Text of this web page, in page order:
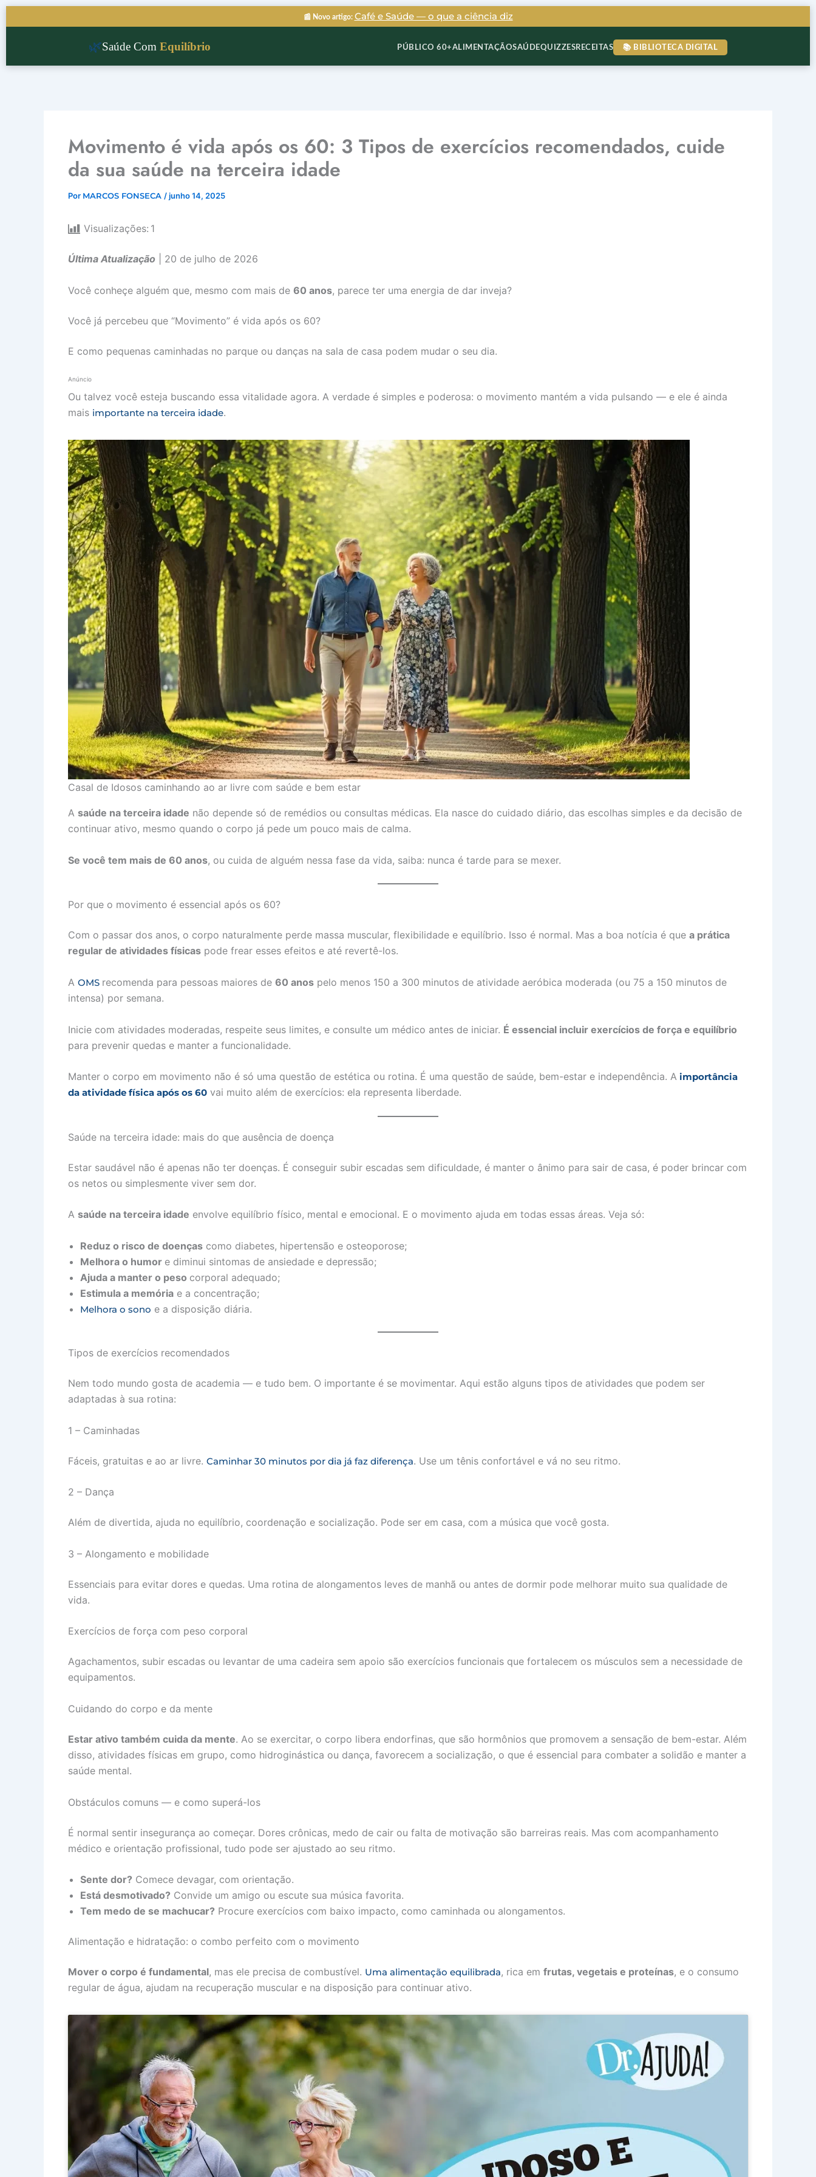
📰 Novo artigo: Café e Saúde — o que a ciência diz
🌿Saúde Com Equilíbrio PÚBLICO 60+ALIMENTAÇÃOSAÚDEQUIZZESRECEITAS 📚 BIBLIOTECA DIGITAL
Movimento é vida após os 60: 3 Tipos de exercícios recomendados, cuide
da sua saúde na terceira idade
Por MARCOS FONSECA /junho 14, 2025
Visualizações: 1
Última Atualização | 20 de julho de 2026
Você conheçe alguém que, mesmo com mais de 60 anos, parece ter uma energia de dar inveja?
Você já percebeu que “Movimento” é vida após os 60?
E como pequenas caminhadas no parque ou danças na sala de casa podem mudar o seu dia.
Anúncio
Ou talvez você esteja buscando essa vitalidade agora. A verdade é simples e poderosa: o movimento mantém a vida pulsando — e ele é ainda
mais importante na terceira idade.
Casal de Idosos caminhando ao ar livre com saúde e bem estar
A saúde na terceira idade não depende só de remédios ou consultas médicas. Ela nasce do cuidado diário, das escolhas simples e da decisão de
continuar ativo, mesmo quando o corpo já pede um pouco mais de calma.
Se você tem mais de 60 anos, ou cuida de alguém nessa fase da vida, saiba: nunca é tarde para se mexer.
Por que o movimento é essencial após os 60?
Com o passar dos anos, o corpo naturalmente perde massa muscular, flexibilidade e equilíbrio. Isso é normal. Mas a boa notícia é que a prática
regular de atividades físicas pode frear esses efeitos e até revertê-los.
A OMS recomenda para pessoas maiores de 60 anos pelo menos 150 a 300 minutos de atividade aeróbica moderada (ou 75 a 150 minutos de
intensa) por semana.
Inicie com atividades moderadas, respeite seus limites, e consulte um médico antes de iniciar. É essencial incluir exercícios de força e equilíbrio
para prevenir quedas e manter a funcionalidade.
Manter o corpo em movimento não é só uma questão de estética ou rotina. É uma questão de saúde, bem-estar e independência. A importância
da atividade física após os 60 vai muito além de exercícios: ela representa liberdade.
Saúde na terceira idade: mais do que ausência de doença
Estar saudável não é apenas não ter doenças. É conseguir subir escadas sem dificuldade, é manter o ânimo para sair de casa, é poder brincar com
os netos ou simplesmente viver sem dor.
A saúde na terceira idade envolve equilíbrio físico, mental e emocional. E o movimento ajuda em todas essas áreas. Veja só:
Reduz o risco de doenças como diabetes, hipertensão e osteoporose;
Melhora o humor e diminui sintomas de ansiedade e depressão;
Ajuda a manter o peso corporal adequado;
Estimula a memória e a concentração;
Melhora o sono e a disposição diária.
Tipos de exercícios recomendados
Nem todo mundo gosta de academia — e tudo bem. O importante é se movimentar. Aqui estão alguns tipos de atividades que podem ser
adaptadas à sua rotina:
1 – Caminhadas
Fáceis, gratuitas e ao ar livre. Caminhar 30 minutos por dia já faz diferença. Use um tênis confortável e vá no seu ritmo.
2 – Dança
Além de divertida, ajuda no equilíbrio, coordenação e socialização. Pode ser em casa, com a música que você gosta.
3 – Alongamento e mobilidade
Essenciais para evitar dores e quedas. Uma rotina de alongamentos leves de manhã ou antes de dormir pode melhorar muito sua qualidade de
vida.
Exercícios de força com peso corporal
Agachamentos, subir escadas ou levantar de uma cadeira sem apoio são exercícios funcionais que fortalecem os músculos sem a necessidade de
equipamentos.
Cuidando do corpo e da mente
Estar ativo também cuida da mente. Ao se exercitar, o corpo libera endorfinas, que são hormônios que promovem a sensação de bem-estar. Além
disso, atividades físicas em grupo, como hidroginástica ou dança, favorecem a socialização, o que é essencial para combater a solidão e manter a
saúde mental.
Obstáculos comuns — e como superá-los
É normal sentir insegurança ao começar. Dores crônicas, medo de cair ou falta de motivação são barreiras reais. Mas com acompanhamento
médico e orientação profissional, tudo pode ser ajustado ao seu ritmo.
Sente dor? Comece devagar, com orientação.
Está desmotivado? Convide um amigo ou escute sua música favorita.
Tem medo de se machucar? Procure exercícios com baixo impacto, como caminhada ou alongamentos.
Alimentação e hidratação: o combo perfeito com o movimento
Mover o corpo é fundamental, mas ele precisa de combustível. Uma alimentação equilibrada, rica em frutas, vegetais e proteínas, e o consumo
regular de água, ajudam na recuperação muscular e na disposição para continuar ativo.